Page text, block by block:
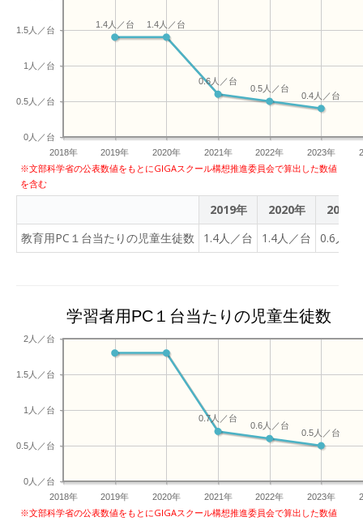
2018年 2019年 2020年 2021年 2022年 2023年
0人／台
0.5人／台
1人／台
1.5人／台
0.4人／台
0.5人／台
0.6人／台
1.4人／台
1.4人／台
※文部科学省の公表数値をもとにGIGAスクール構想推進委員会で算出した数値
を含む
2019年 2020年
2021年
教育用PC１台当たりの児童生徒数
1.4人／台 1.4人／台 0.6人／
学習者用PC１台当たりの児童生徒数
2018年 2019年 2020年 2021年 2022年 2023年
0人／台
0.5人／台
1人／台
1.5人／台
2人／台
0.5人／台
0.6人／台
0.7人／台
※文部科学省の公表数値をもとにGIGAスクール構想推進委員会で算出した数値